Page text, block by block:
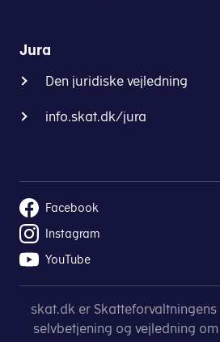
Jura
Den juridiske vejledning
info.skat.dk/jura
Facebook
Instagram
YouTube
skat.dk er
selvbetjening og vejledning